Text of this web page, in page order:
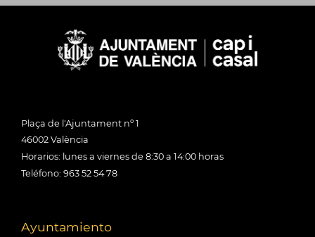
Plaça de l'Ajuntament nº 1
46002 València
Horarios: lunes a viernes de 8:30 a 14:00 horas
Teléfono: 963 52 54 78
Ayuntamiento